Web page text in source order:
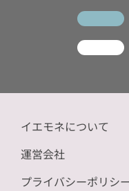
イエモネについて
運営会社
プライバシーポリシ